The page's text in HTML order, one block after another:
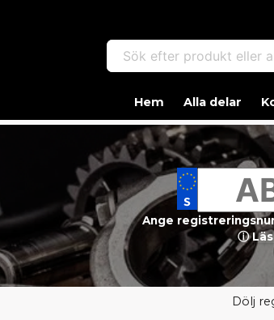
Sök efter produkt eller
Hem Alla delar
Ange
ⓘ
Dölj